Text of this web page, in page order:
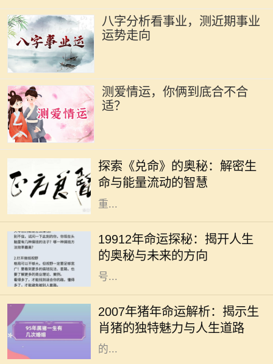
八字分析看事业，测近期事业
运势走向
测爱情运，你俩到底合不合
适？
探索《兑命》的奥秘：解密生
命与能量流动的智慧
经典之作，不仅传承了千年智慧，更
为我们提供了洞察生活与生命的独特
视角。其中，《兑命》作为易经中的
重...
19912年命运探秘：揭开人生
的奥秘与未来的方向
在我们的生命旅程中，许多人常常会
好奇自己命运的轨迹以及未来的走
向，而“19912年”这一数字又代表着
什么呢？它可能是一个深奥的命理符
号...
2007年猪年命运解析：揭示生
肖猪的独特魅力与人生道路
生肖猪是中国传统文化中的一种重要
象征，与其相关的命运常常引发广泛
的讨论。2007年是猪年，而出生于这
一年的朋友们，常常被认为拥有独特
的...
命理学，无论在古代还是现代，都给